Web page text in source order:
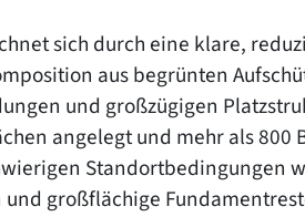
sich durch eine klare,
aus begrünten
und großzügigen
angelegt und mehr als 800
Standortbedingungen
großflächige